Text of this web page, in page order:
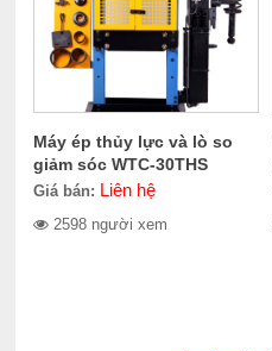
Máy ép thủy lực và lò so
giảm sóc WTC-30THS
Giá bán: Liên hệ
2598 người xem